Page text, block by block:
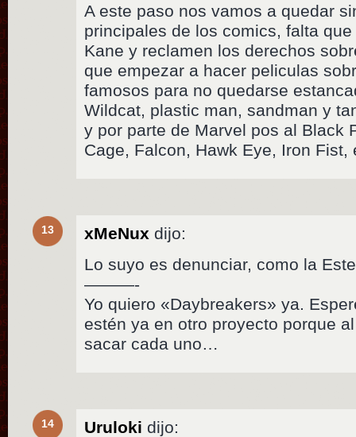
A este paso nos vamos a quedar
principales de los comics, falta
Kane y reclamen los derechos
que empezar a hacer peliculas
famosos para no quedarse
Wildcat, plastic man, sandman y
y por parte de Marvel pos al Black
Cage, Falcon, Hawk Eye, Iron
13 xMeNux dijo:
Lo suyo es denunciar, como la
———-
Yo quiero «Daybreakers» ya.
estén ya en otro proyecto porque
sacar cada uno…
14 Uruloki dijo: